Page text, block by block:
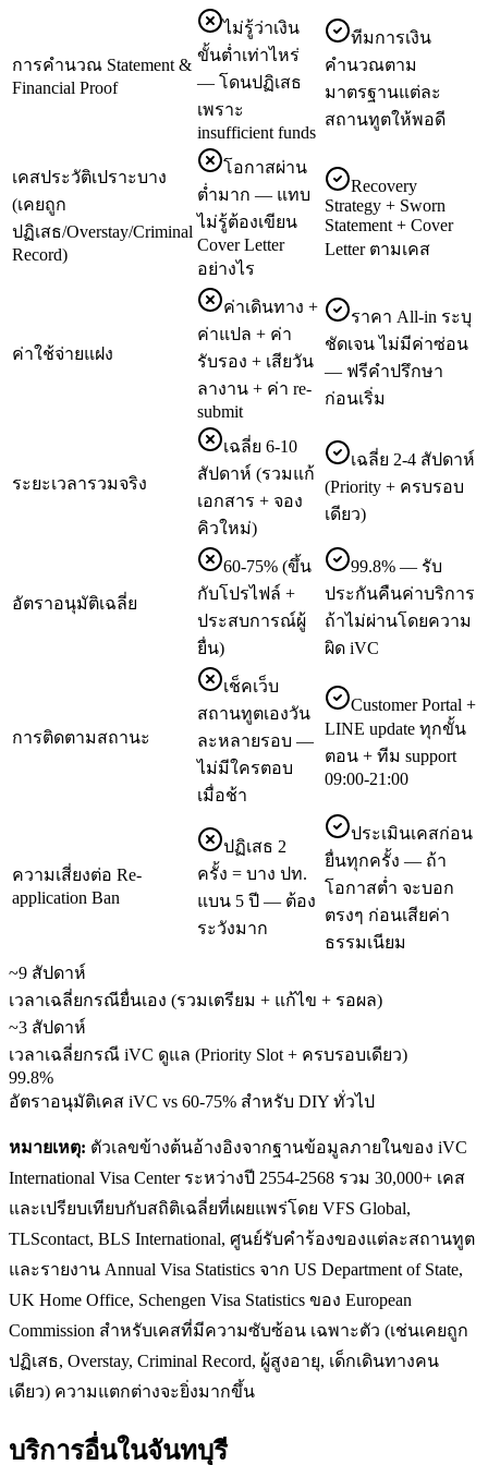
การคำนวณ Statement &
Financial Proof
ไม่รู้ว่าเงิน
ขั้นต่ำเท่าไหร่
— โดนปฏิเสธ
เพราะ
insufficient funds
ทีมการเงิน
คำนวณตาม
มาตรฐานแต่ละ
สถานทูตให้พอดี
เคสประวัติเปราะบาง
(เคยถูก
ปฏิเสธ/Overstay/Criminal
Record)
โอกาสผ่าน
ต่ำมาก — แทบ
ไม่รู้ต้องเขียน
Cover Letter
อย่างไร
Recovery
Strategy + Sworn
Statement + Cover
Letter ตามเคส
ค่าใช้จ่ายแฝง
ค่าเดินทาง +
ค่าแปล + ค่า
รับรอง + เสียวัน
ลางาน + ค่า re-
submit
ราคา All-in ระบุ
ชัดเจน ไม่มีค่าซ่อน
— ฟรีคำปรึกษา
ก่อนเริ่ม
ระยะเวลารวมจริง
เฉลี่ย 6-10
สัปดาห์ (รวมแก้
เอกสาร + จอง
คิวใหม่)
เฉลี่ย 2-4 สัปดาห์
(Priority + ครบรอบ
เดียว)
อัตราอนุมัติเฉลี่ย
60-75% (ขึ้น
กับโปรไฟล์ +
ประสบการณ์ผู้
ยื่น)
99.8% — รับ
ประกันคืนค่าบริการ
ถ้าไม่ผ่านโดยความ
ผิด iVC
การติดตามสถานะ
เช็คเว็บ
สถานทูตเองวัน
ละหลายรอบ —
ไม่มีใครตอบ
เมื่อช้า
Customer Portal +
LINE update ทุกขั้น
ตอน + ทีม support
09:00-21:00
ความเสี่ยงต่อ Re-
application Ban
ปฏิเสธ 2
ครั้ง = บาง ปท.
แบน 5 ปี — ต้อง
ระวังมาก
ประเมินเคสก่อน
ยื่นทุกครั้ง — ถ้า
โอกาสต่ำ จะบอก
ตรงๆ ก่อนเสียค่า
ธรรมเนียม
~9 สัปดาห์
เวลาเฉลี่ยกรณียื่นเอง (รวมเตรียม + แก้ไข + รอผล)
~3 สัปดาห์
เวลาเฉลี่ยกรณี iVC ดูแล (Priority Slot + ครบรอบเดียว)
99.8%
อัตราอนุมัติเคส iVC vs 60-75% สำหรับ DIY ทั่วไป
หมายเหตุ: ตัวเลขข้างต้นอ้างอิงจากฐานข้อมูลภายในของ iVC
International Visa Center ระหว่างปี 2554-2568 รวม 30,000+ เคส
และเปรียบเทียบกับสถิติเฉลี่ยที่เผยแพร่โดย VFS Global,
TLScontact, BLS International, ศูนย์รับคำร้องของแต่ละสถานทูต
และรายงาน Annual Visa Statistics จาก US Department of State,
UK Home Office, Schengen Visa Statistics ของ European
Commission สำหรับเคสที่มีความซับซ้อน เฉพาะตัว (เช่นเคยถูก
ปฏิเสธ, Overstay, Criminal Record, ผู้สูงอายุ, เด็กเดินทางคน
เดียว) ความแตกต่างจะยิ่งมากขึ้น
บริการอื่นในจันทบุรี